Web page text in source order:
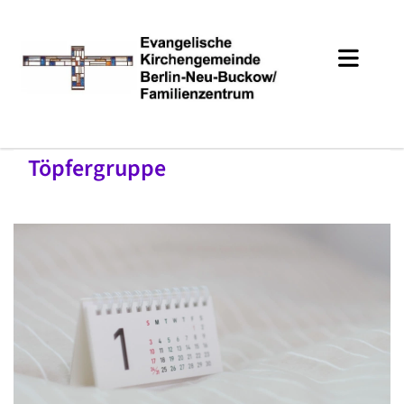
Töpfergruppe